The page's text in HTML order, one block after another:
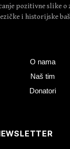
pozitivne slike o
i historijske
O nama
Naš tim
Donatori